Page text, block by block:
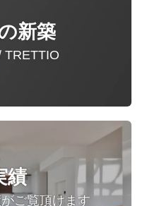
新築
TRETTIO
績
ご覧頂けます